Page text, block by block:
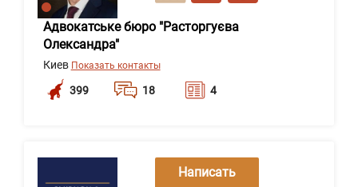
Адвокатське бюро "Расторгуєва
Олександра"
Киев Показать контакты
399 18 4
Написать